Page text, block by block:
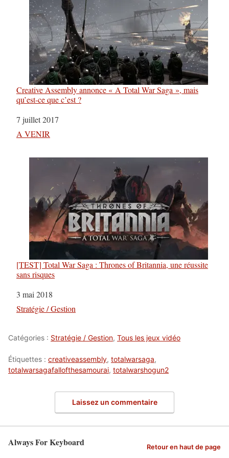
Creative Assembly annonce « A Total War Saga », mais
qu’est-ce que c’est ?
Date
7 juillet 2017
Par rapport à
A VENIR
[TEST] Total War Saga : Thrones of Britannia, une réussite
sans risques
Date
3 mai 2018
Par rapport à
Stratégie / Gestion
Catégories : Stratégie / Gestion, Tous les jeux vidéo
Étiquettes : creativeassembly, totalwarsaga,
totalwarsagafallofthesamourai, totalwarshogun2
Laissez un commentaire
Always For Keyboard Retour en haut de page